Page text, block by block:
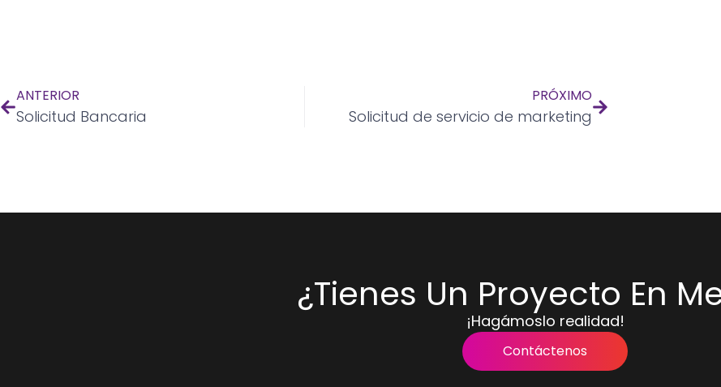
ANTERIOR
Solicitud Bancaria
PRÓXIMO
Solicitud de servicio de marketing
¿Tienes Un Proyecto En
¡Hagámoslo realidad!
Contáctenos